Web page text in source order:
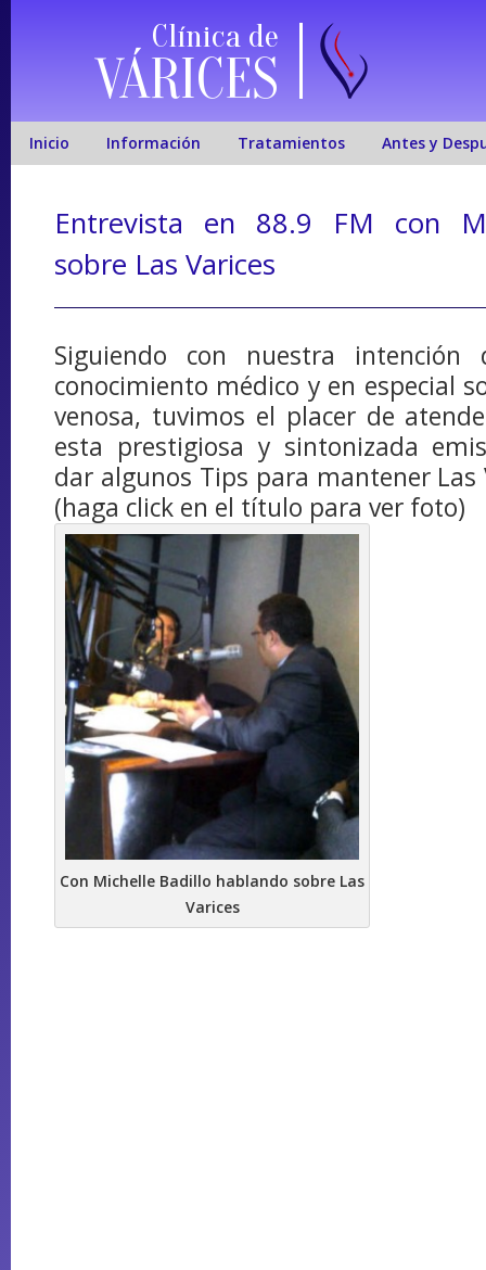
Clínica de
VÁRICES
Inicio Información Tratamientos Antes y
Entrevista en 88.9 FM con
sobre Las Varices
Siguiendo con nuestra intención
conocimiento médico y en especial
venosa, tuvimos el placer de
esta prestigiosa y sintonizada
dar algunos Tips para mantener
(haga click en el título para ver foto)
Con Michelle Badillo hablando sobre Las
Varices